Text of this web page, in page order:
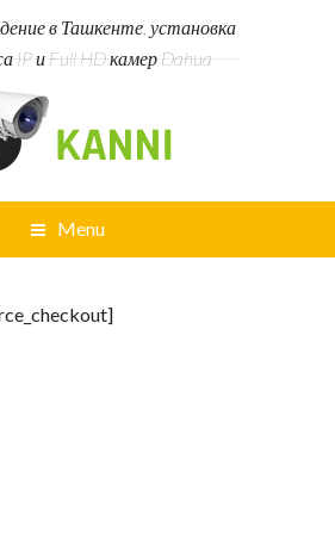
в Ташкенте, установка
IP и Full HD камер Dahua
Menu